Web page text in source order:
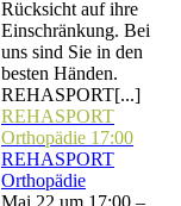
Rücksicht auf ihre
Einschränkung. Bei
uns sind Sie in den
besten Händen.
REHASPORT[...]
REHASPORT
Orthopädie 17:00
REHASPORT
Orthopädie
Mai 22 um 17:00 –